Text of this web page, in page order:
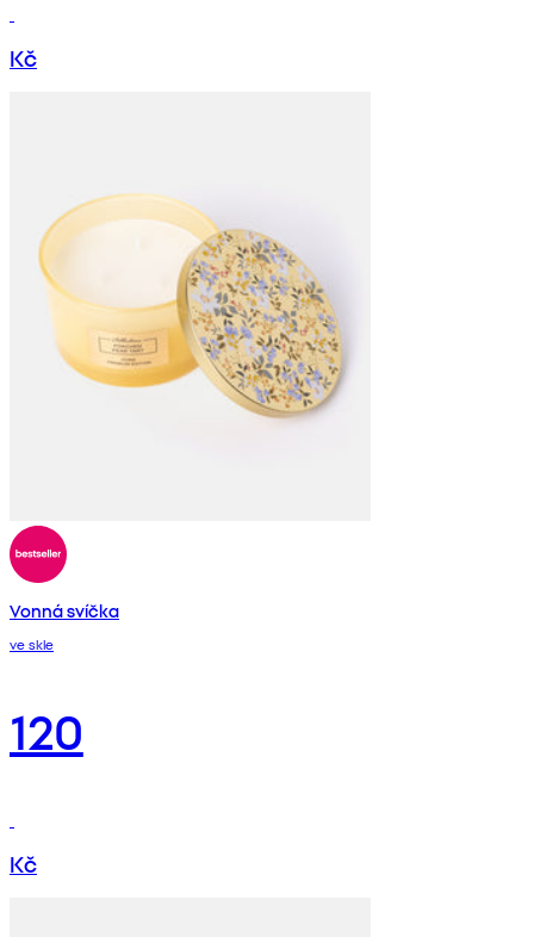
Kč
Vonná svíčka
ve skle
120
Kč